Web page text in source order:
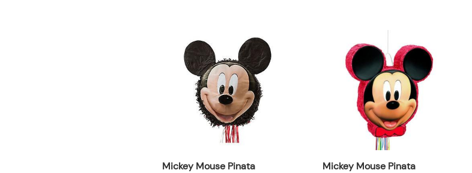
Mickey Mouse Pinata Mickey Mouse Pinata